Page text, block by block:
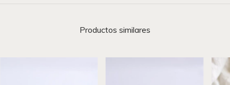
Productos similares